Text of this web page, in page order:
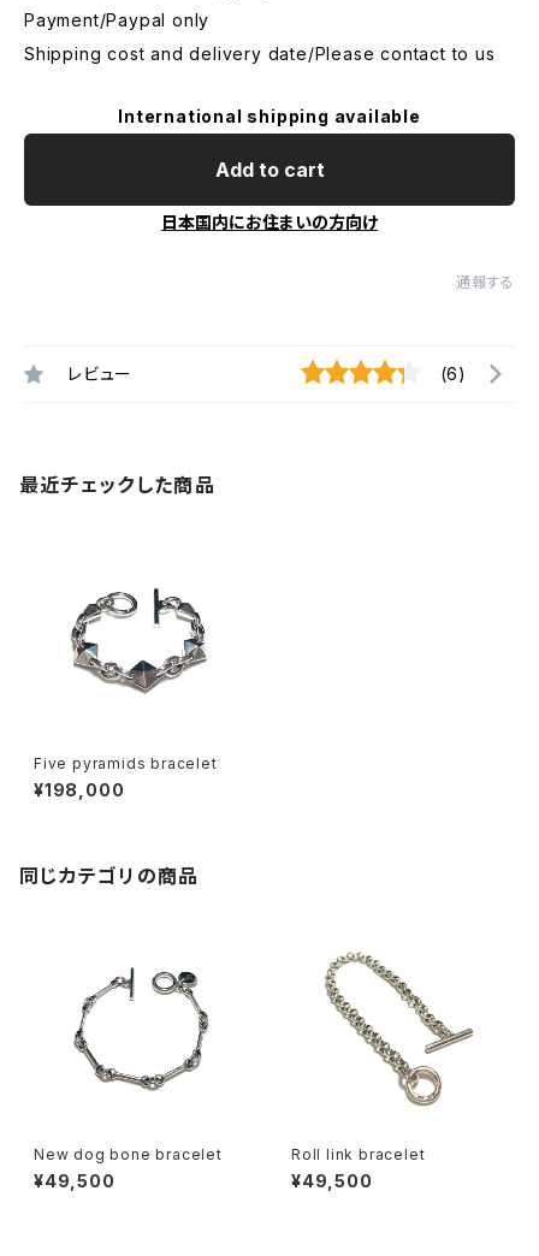
Payment/Paypal only
Shipping cost and delivery date/Please contact to us
International shipping available
Add to cart
日本国内にお住まいの方向け
通報する
レビュー (6)
最近チェックした商品
Five pyramids bracelet
¥198,000
同じカテゴリの商品
New dog bone bracelet
¥49,500
Roll link bracelet
¥49,500